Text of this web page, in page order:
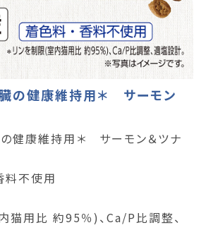
の健康維持用＊ サーモン
健康維持用＊ サーモン＆ツナ
不使用
猫用比 約95％)、Ca/P比調整、